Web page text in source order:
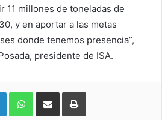
11 millones de toneladas de
y en aportar a las metas
donde tenemos presencia”,
presidente de ISA.
LinkedIn WhatsApp